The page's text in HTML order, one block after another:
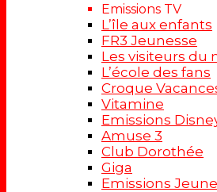
Emissions TV
L’île aux enfants
FR3 Jeunesse
Les visiteurs du
L’école des fans
Croque
Vitamine
Emissions
Amuse 3
Club Dorothée
Giga
Emissions